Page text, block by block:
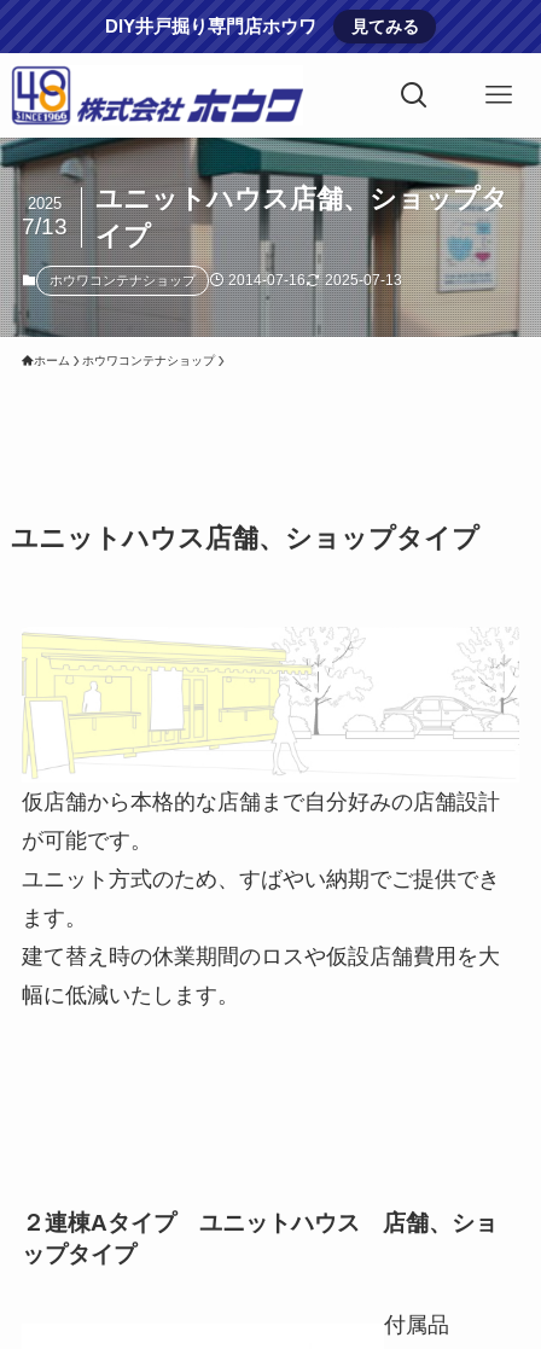
DIY井戸掘り専門店ホウワ 見てみる
ユニットハウス店舗、ショップタ
イプ
2025
7/13
ホウワコンテナショップ 2014-07-16 2025-07-13
ホーム ホウワコンテナショップ
ユニットハウス店舗、ショップタイプ
仮店舗から本格的な店舗まで自分好みの店舗設計
が可能です。
ユニット方式のため、すばやい納期でご提供でき
ます。
建て替え時の休業期間のロスや仮設店舗費用を大
幅に低減いたします。
２連棟Aタイプ ユニットハウス 店舗、ショ
ップタイプ
付属品